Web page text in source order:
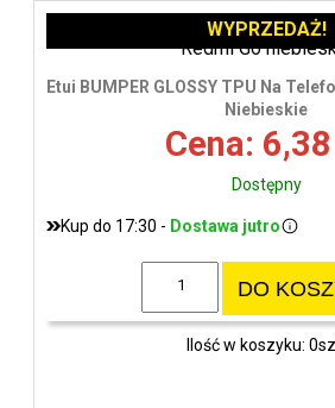
Etui BUMPER GLOSSY TPU Na
Niebieskie
Cena: 6,38
Dostępny
Kup do 17:30 - Dostawa jutro
DO
Ilość w koszyku:
WYPRZEDAŻ!